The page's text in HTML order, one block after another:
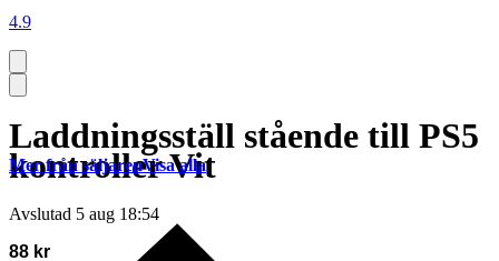
4.9
Laddningsställ stående till PS5
kontroller Vit
Avslutad 5 aug 18:54
88 kr
Mer från säljarenVisa alla